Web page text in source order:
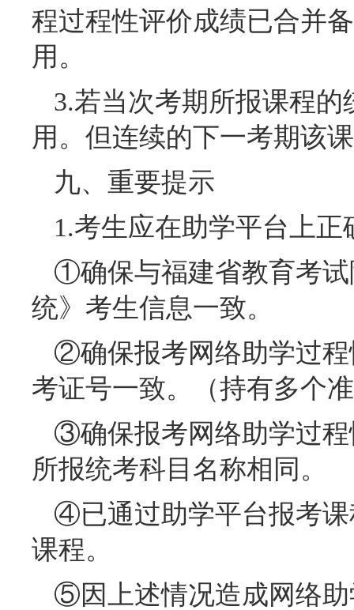
程过程性评价成绩已合并
用。
3.若当次考期所报课程
用。但连续的下一考期该
九、重要提示
1.考生应在助学平台上
①确保与福建省教育考
统》考生信息一致。
②确保报考网络助学过
考证号一致。（持有多个
③确保报考网络助学过程
所报统考科目名称相同。
④已通过助学平台报考
课程。
⑤因上述情况造成网络